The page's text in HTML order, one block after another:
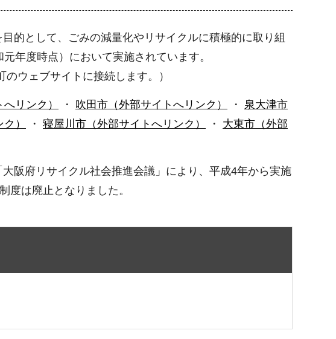
的として、ごみの減量化やリサイクルに積極的に取り組
年度時点）において実施されています。
ウェブサイトに接続します。）
リンク） ・ 吹田市（外部サイトへリンク） ・ 泉大津市
） ・ 寝屋川市（外部サイトへリンク） ・ 大東市（外部
阪府リサイクル社会推進会議」により、平成4年から実施
度は廃止となりました。